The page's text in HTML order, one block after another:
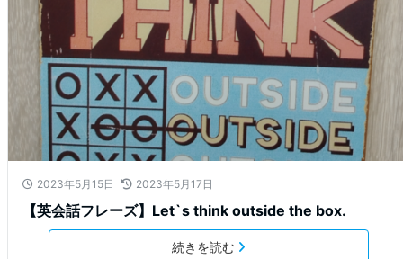
2023年5月15日 2023年5月17日
【英会話フレーズ】Let`s think outside the box.
続きを読む